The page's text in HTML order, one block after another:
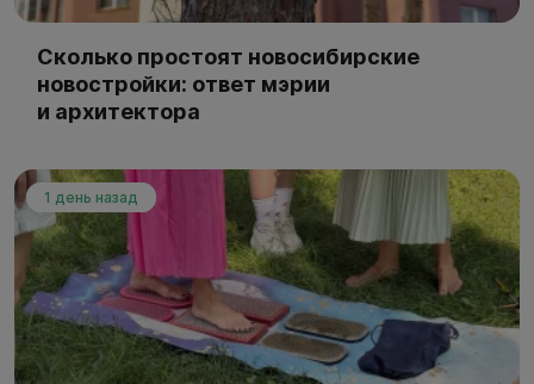
Сколько простоят новосибирские
новостройки: ответ мэрии
и архитектора
1 день назад